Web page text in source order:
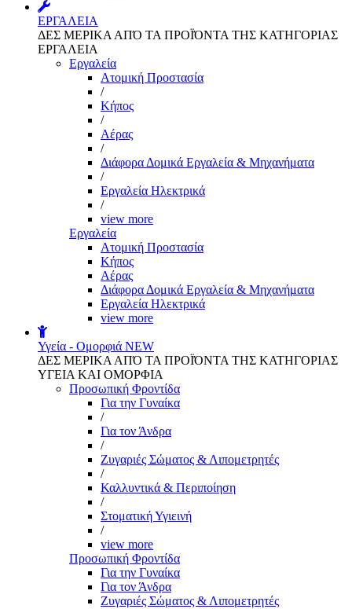
ΕΡΓΑΛΕΙΑ
ΔΕΣ ΜΕΡΙΚΑ ΑΠΌ ΤΑ ΠΡΟΪΌΝΤΑ ΤΗΣ ΚΑΤΗΓΟΡΙΑΣ
ΕΡΓΑΛΕΙΑ
Εργαλεία
Aτομική Προστασία
/
Kήπος
/
Αέρας
/
Διάφορα Δομικά Εργαλεία & Μηχανήματα
/
Εργαλεία Ηλεκτρικά
/
view more
Εργαλεία
Aτομική Προστασία
Kήπος
Αέρας
Διάφορα Δομικά Εργαλεία & Μηχανήματα
Εργαλεία Ηλεκτρικά
view more
Υγεία - Ομορφιά NEW
ΔΕΣ ΜΕΡΙΚΑ ΑΠΌ ΤΑ ΠΡΟΪΌΝΤΑ ΤΗΣ ΚΑΤΗΓΟΡΙΑΣ
ΥΓΕΙΑ ΚΑΙ ΟΜΟΡΦΙΑ
Προσωπική Φροντίδα
Για την Γυναίκα
/
Για τον Άνδρα
/
Ζυγαριές Σώματος & Λιπομετρητές
/
Καλλυντικά & Περιποίηση
/
Στοματική Υγιεινή
/
view more
Προσωπική Φροντίδα
Για την Γυναίκα
Για τον Άνδρα
Ζυγαριές Σώματος & Λιπομετρητές